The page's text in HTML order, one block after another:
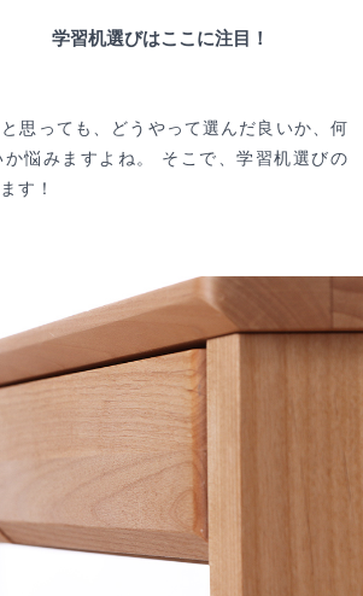
学習机選びはここに注目！
思っても、どうやって選んだ良いか、何
悩みますよね。 そこで、学習机選びの
す！